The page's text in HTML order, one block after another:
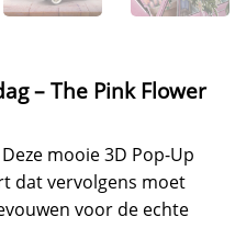
– The Pink Flower
mooie 3D Pop-Up
dat vervolgens moet
voor de echte